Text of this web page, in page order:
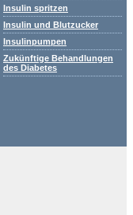
Insulin spritzen
Insulin und Blutzucker
Insulinpumpen
Zukünftige Behandlungen
des Diabetes